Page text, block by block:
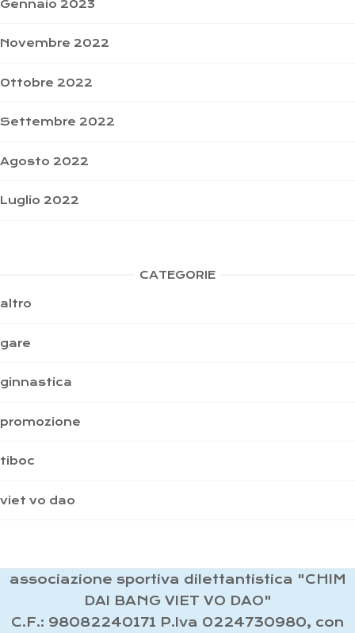
Gennaio 2023
Novembre 2022
Ottobre 2022
Settembre 2022
Agosto 2022
Luglio 2022
CATEGORIE
altro
gare
ginnastica
promozione
tiboc
viet vo dao
associazione sportiva dilettantistica "CHIM
DAI BANG VIET VO DAO"
C.F.: 98082240171 P.Iva 0224730980, con